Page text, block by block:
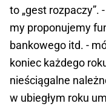
to „gest rozpaczy”.
my proponujemy
bankowego itd. -
koniec każdego
nieściągalne
w ubiegłym roku